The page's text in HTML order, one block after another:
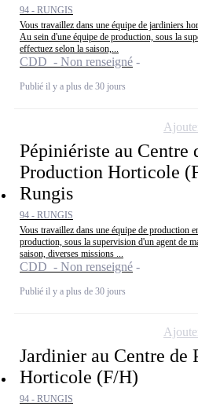
94 - RUNGIS
Vous travaillez dans une équipe de jardiniers
Au sein d'une équipe de production, sous la
effectuez selon la saison,...
CDD - Non renseigné
Publié il y a plus de 30 jours
Pépiniériste au Centre
Production Horticole
Rungis
94 - RUNGIS
Vous travaillez dans une équipe de production
production, sous la supervision d'un agent de
saison, diverses missions ...
CDD - Non renseigné
Publié il y a plus de 30 jours
Jardinier au Centre de
Horticole (F/H)
94 - RUNGIS